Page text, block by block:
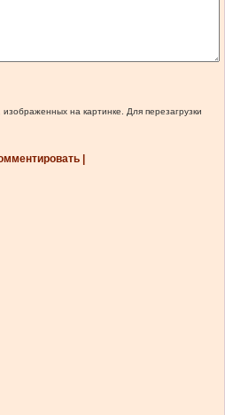
на картинке. Для перезагрузки
|